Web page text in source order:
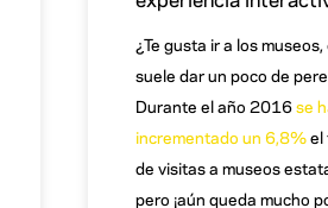
¿Te gusta ir a los
suele dar un poco de
Durante el año 2016se
incrementado un 6,8%el
de visitas a museos
pero ¡aún queda mucho